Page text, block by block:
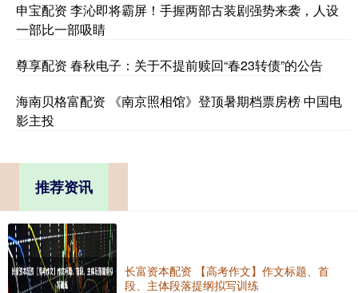
申宝配资 李沁即将霸屏！手握两部古装剧强势来袭，人设
一部比一部吸睛
尊享配资 春秋电子：关于不提前赎回“春23转债”的公告
海南贝格富配资 《南京照相馆》登顶暑期档票房榜 中国电
影主投
推荐资讯
长富资本配资 【高考作文】作文标题、首
段、主体段落提纲拟写训练